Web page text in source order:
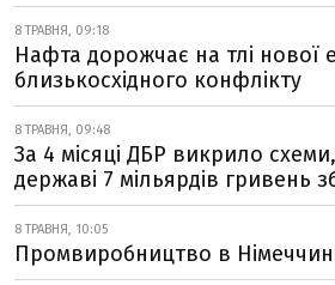
8 ТРАВНЯ, 09:18
Нафта дорожчає на тлі нової
близькосхідного конфлікту
8 ТРАВНЯ, 09:48
За 4 місяці ДБР викрило
державі 7 мільярдів гривень
8 ТРАВНЯ, 10:05
Промвиробництво в